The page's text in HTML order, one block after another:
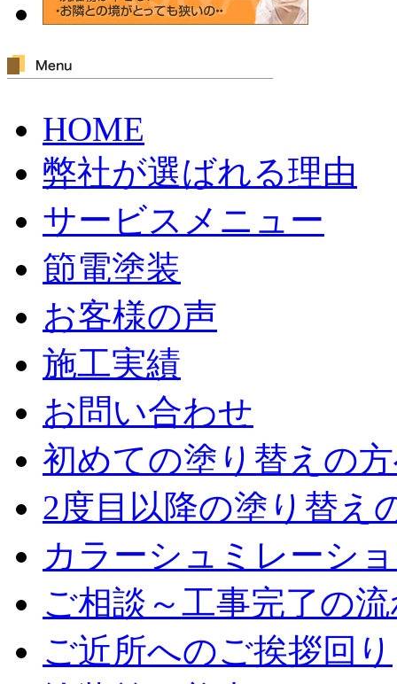
HOME
弊社が選ばれる理由
サービスメニュー
節電塗装
お客様の声
施工実績
お問い合わせ
初めての塗り替えの
2度目以降の塗り替え
カラーシュミレーシ
ご相談～工事完了の
ご近所へのご挨拶回り